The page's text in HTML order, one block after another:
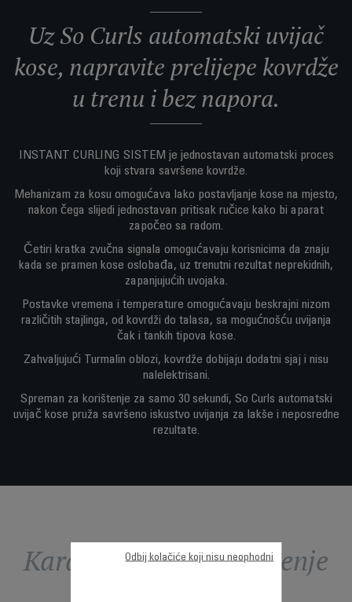
Uz So Curls automatski uvijač
kose, napravite prelijepe kovrdže
u trenu i bez napora.
INSTANT CURLING SISTEM je jednostavan automatski proces
koji stvara savršene kovrdže.
Mehanizam za kosu omogućava lako postavljanje kose na mjesto,
nakon čega slijedi jednostavan pritisak ručice kako bi aparat
započeo sa radom.
Četiri kratka zvučna signala omogućavaju korisnicima da znaju
kada se pramen kose oslobađa, uz trenutni rezultat neprekidnih,
zapanjujućih uvojaka.
Postavke vremena i temperature omogućavaju beskrajni nizom
različitih stajlinga, od kovrdži do talasa, sa mogućnošću uvijanja
čak i tankih tipova kose.
Zahvaljujući Turmalin oblozi, kovrdže dobijaju dodatni sjaj i nisu
nalelektrisani.
Spreman za korištenje za samo 30 sekundi, So Curls automatski
uvijač kose pruža savršeno iskustvo uvijanja za lakše i neposredne
rezultate.
Karakteristike - Poređenje
Odbij kolačiće koji nisu neophodni